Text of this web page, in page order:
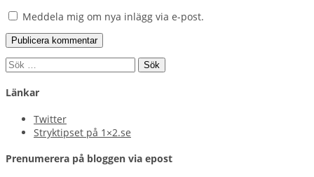
Meddela mig om nya inlägg via e-post.
Sök
Länkar
Twitter
Stryktipset på 1×2.se
Prenumerera på bloggen via epost